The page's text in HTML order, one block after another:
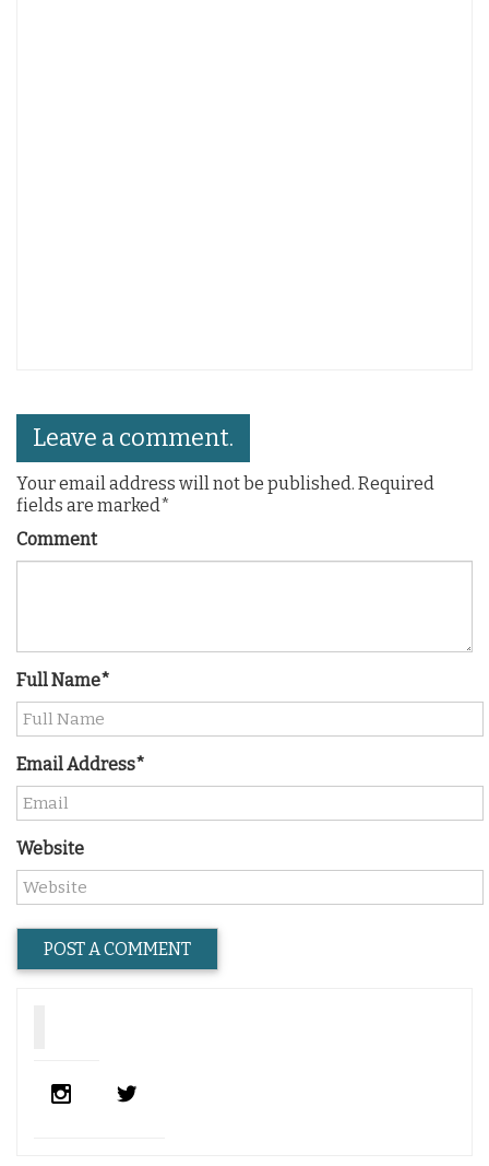
Leave a comment.
Your email address will not be published. Required
fields are marked*
Comment
Full Name*
Email Address*
Website